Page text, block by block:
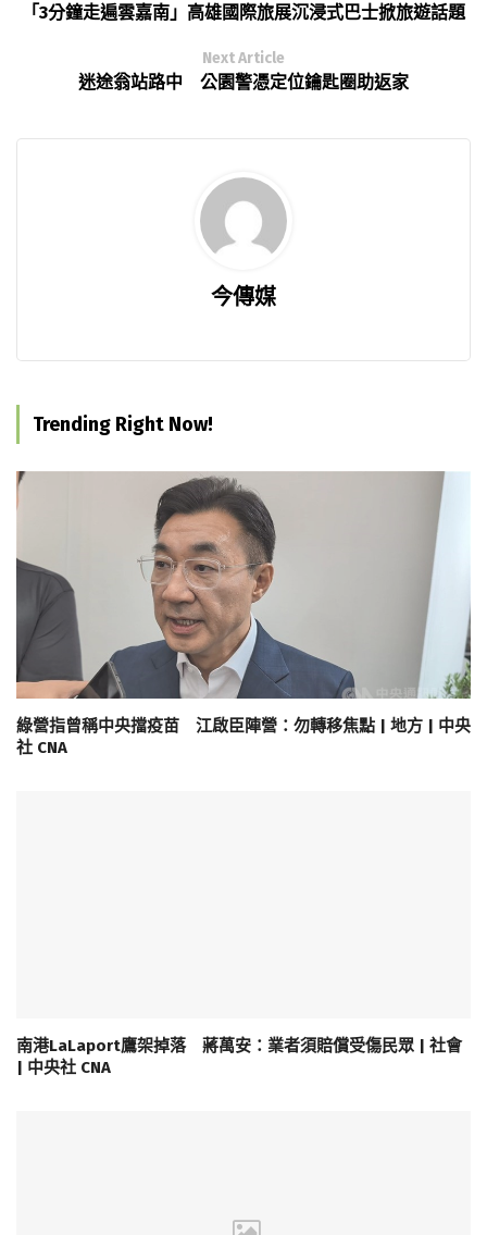
「3分鐘走遍雲嘉南」高雄國際旅展沉浸式巴士掀旅遊話題
Next Article
迷途翁站路中 公園警憑定位鑰匙圈助返家
今傳媒
Trending Right Now!
綠營指曾稱中央擋疫苗 江啟臣陣營：勿轉移焦點 | 地方 | 中央
社 CNA
南港LaLaport鷹架掉落 蔣萬安：業者須賠償受傷民眾 | 社會
| 中央社 CNA